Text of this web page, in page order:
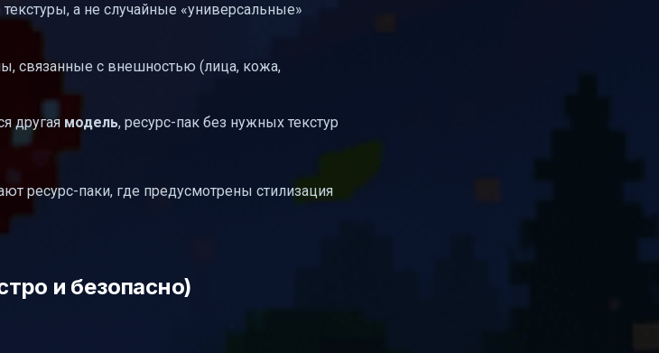
а не случайные «универсальные»
связанные с внешностью (лица, кожа,
другая модель, ресурс-пак без нужных текстур
ресурс-паки, где предусмотрены стилизация
и безопасно)